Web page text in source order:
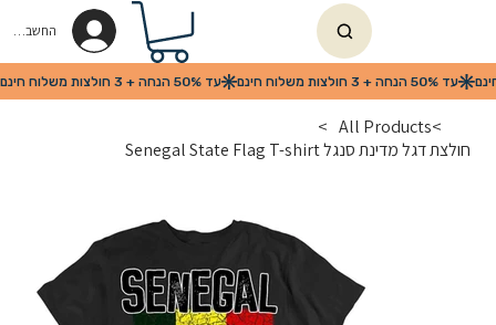
החשבון שלי
>
All Products
>
חולצת דגל מדינת סנגל Senegal State Flag T-shirt